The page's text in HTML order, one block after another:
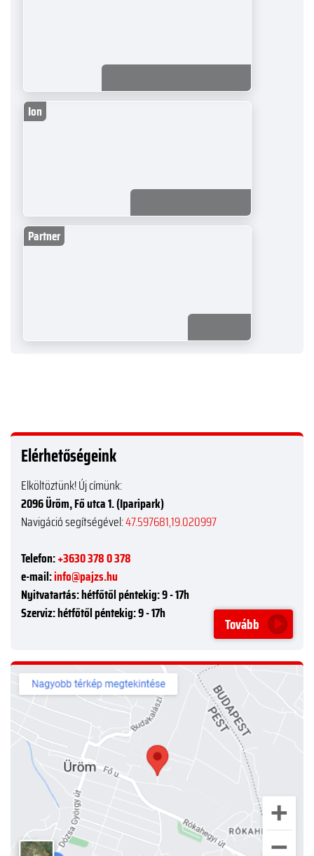
Ion
Partner
Elérhetőségeink
Elköltöztünk! Új címünk:
2096 Üröm, Fő utca 1. (Iparipark)
Navigáció segítségével:47.597681,19.020997
Telefon:+3630 378 0 378
e-mail:info@pajzs.hu
Nyitvatartás:hétfőtől péntekig: 9 - 17h
Szerviz:hétfőtől péntekig: 9 - 17h
Tovább